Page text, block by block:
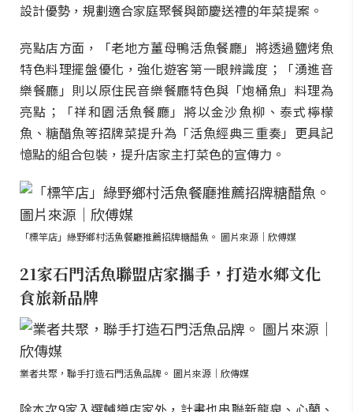
設計優勢，規劃適合家庭聚餐與節慶送禮的年菜提案。
亮點店方面，「老地方薑母鴨活魚餐廳」將透過鹽烤魚
特色料理擺盤優化，強化遊客第一眼辨識度；「湧進音
樂餐廳」則以原住民音樂餐廳特色與「炮桶魚」料理為
亮點；「祥和園活魚餐廳」將以金沙魚柳、泰式檸檬
魚、糖醋魚等招牌菜提升為「活魚經典三重奏」更具記
憶點的組合包裝，提升店家主打菜色的宣傳力。
「標竿店」綠野鄉村活魚餐廳推薦招牌糖醋魚。 圖片來源｜欣傅媒
21家石門活魚聯盟店家攜手，打造水鄉文化
食旅新品牌
業者共聚，聯手打造石門活魚品牌。 圖片來源｜欣傳媒